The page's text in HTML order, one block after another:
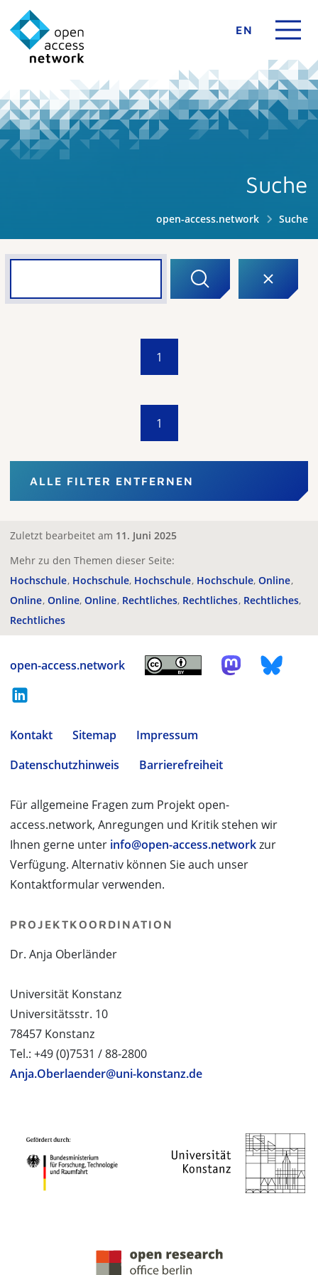
EN
Suche
open-access.network Suche
1
1
ALLE FILTER ENTFERNEN
Zuletzt bearbeitet am 11. Juni 2025
Mehr zu den Themen dieser Seite:
Hochschule Hochschule Hochschule Hochschule Online
Online Online Online Rechtliches Rechtliches Rechtliches
Rechtliches
open-access.network
Kontakt Sitemap
Impressum
Datenschutzhinweis
Barrierefreiheit
Für allgemeine Fragen zum Projekt open-
access.network, Anregungen und Kritik stehen wir
Ihnen gerne unter info@open-access.networkzur
Verfügung. Alternativ können Sie auch unser
Kontaktformular verwenden.
PROJEKTKOORDINATION
Dr. Anja Oberländer
Universität Konstanz
Universitätsstr. 10
78457 Konstanz
Tel.: +49 (0)7531 / 88-2800
Anja.Oberlaender@uni-konstanz.de